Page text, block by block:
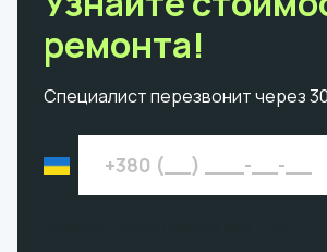
ремонта!
Специалист перезвонит через